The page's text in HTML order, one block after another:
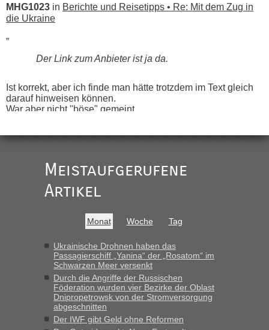
MHG1023 in Berichte und Reisetipps • Re: Mit dem Zug in
die Ukraine
„
Der Link zum Anbieter ist ja da.
Ist korrekt, aber ich finde man hätte trotzdem im Text gleich
darauf hinweisen können.
War aber nicht "böse" gemeint ...
Hab´s versucht - bekomme aber immer angezeigt "auf dieser
Berichte und Reisetipps • Re: Mit dem Zug in
„Man sollte aber explizit dazu schreiben, daß es ein Zug von
LeoExpress ist - und nur auf deren Webseite kann man die
Fahrkarten kaufen. Zumindest ist es die erste Umsteigefreie
Verbindung von Deutschland...“
Recht, Visa und Dokumente • Re: Deklaration
gebrauchter Kleidung beim Zoll
Meistaufgerufene
Artikel
Monat Woche Tag
Ukrainische Drohnen haben das
Passagierschiff „Yanina“ der „Rosatom“ im
Schwarzen Meer versenkt
Durch die Angriffe der Russischen
Föderation wurden vier Bezirke der Oblast
Dnipropetrowsk von der Stromversorgung
abgeschnitten
Der IWF gibt Geld ohne Reformen